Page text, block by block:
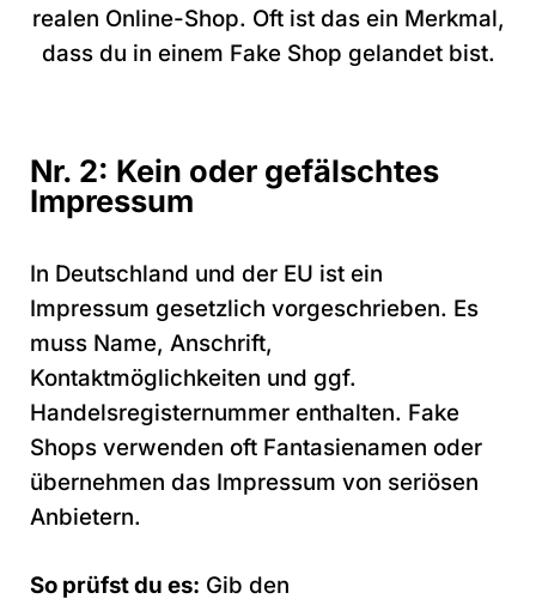
realen Online-Shop. Oft ist das ein Merkmal,
dass du in einem Fake Shop gelandet bist.
Nr. 2: Kein oder gefälschtes
Impressum
In Deutschland und der EU ist ein
Impressum gesetzlich vorgeschrieben. Es
muss Name, Anschrift,
Kontaktmöglichkeiten und ggf.
Handelsregisternummer enthalten. Fake
Shops verwenden oft Fantasienamen oder
übernehmen das Impressum von seriösen
Anbietern.
So prüfst du es: Gib den